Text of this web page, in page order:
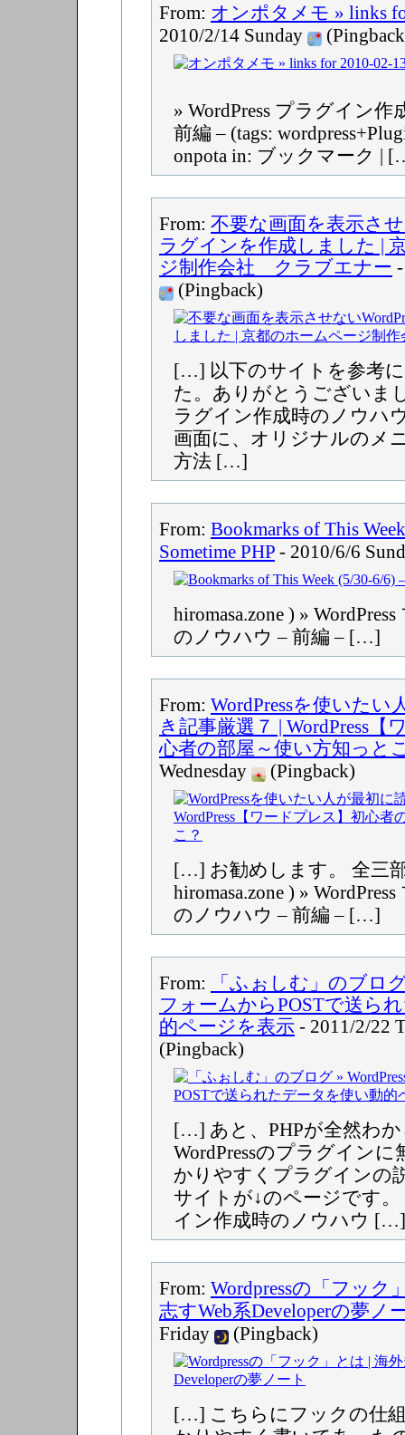
From: オンポタメモ » links
2010/2/14 Sunday
» WordPress プラグイン
前編 – (tags:
onpota in: ブックマーク |
From: 不要な画面を表示させ
ラグインを作成しました |
ジ制作会社 クラブエナー
(Pingback)
[…] 以下のサイトを参考
た。ありがとうございま
ラグイン作成時のノウハ
画面に、オリジナルのメ
方法 […]
From: Bookmarks of This
Sometime PHP - 2010/6/6
hiromasa.zone ) »
のノウハウ – 前編 – […]
From: WordPressを使いたい
き記事厳選７ | WordPress【
心者の部屋～使い方知っと
Wednesday
(Pingback)
[…] お勧めします。 全三
hiromasa.zone ) »
のノウハウ – 前編 – […]
From:
「ふぉしむ」のブロ
フォームからPOSTで送ら
的ページを表示 - 2011/2/22
(Pingback)
[…] あと、PHPが全然わ
WordPressのプラグイン
かりやすくプラグインの
サイトが↓のページです。
イン作成時のノウハウ […]
From: Wordpressの「フック
志すWeb系Developerの夢ノ
Friday
(Pingback)
[…] こちらにフックの仕